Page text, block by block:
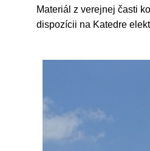
Materiál z verejnej časti
dispozícii na Katedre